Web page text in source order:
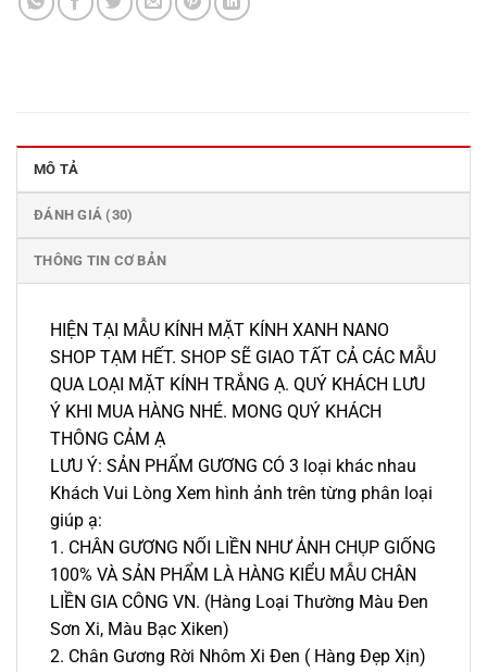
MÔ TẢ
ĐÁNH GIÁ (30)
THÔNG TIN CƠ BẢN
HIỆN TẠI MẪU KÍNH MẶT KÍNH XANH NANO
SHOP TẠM HẾT. SHOP SẼ GIAO TẤT CẢ CÁC MẪU
QUA LOẠI MẶT KÍNH TRẮNG Ạ. QUÝ KHÁCH LƯU
Ý KHI MUA HÀNG NHÉ. MONG QUÝ KHÁCH
THÔNG CẢM Ạ
LƯU Ý: SẢN PHẨM GƯƠNG CÓ 3 loại khác nhau
Khách Vui Lòng Xem hình ảnh trên từng phân loại
giúp ạ:
1. CHÂN GƯƠNG NỐI LIỀN NHƯ ẢNH CHỤP GIỐNG
100% VÀ SẢN PHẨM LÀ HÀNG KIỂU MẪU CHÂN
LIỀN GIA CÔNG VN. (Hàng Loại Thường Màu Đen
Sơn Xi, Màu Bạc Xiken)
2. Chân Gương Rời Nhôm Xi Đen ( Hàng Đẹp Xịn)